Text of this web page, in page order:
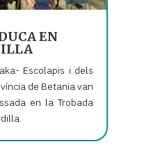
EN
Escolapis i dels
de Betania van
en la Trobada